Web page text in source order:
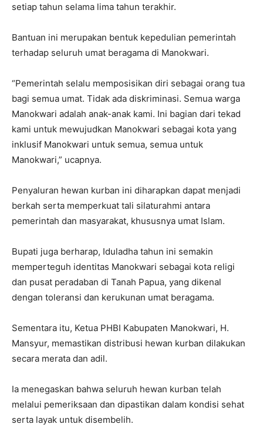
setiap tahun selama lima tahun terakhir.
Bantuan ini merupakan bentuk kepedulian pemerintah
terhadap seluruh umat beragama di Manokwari.
“Pemerintah selalu memposisikan diri sebagai orang tua
bagi semua umat. Tidak ada diskriminasi. Semua warga
Manokwari adalah anak-anak kami. Ini bagian dari tekad
kami untuk mewujudkan Manokwari sebagai kota yang
inklusif Manokwari untuk semua, semua untuk
Manokwari,” ucapnya.
Penyaluran hewan kurban ini diharapkan dapat menjadi
berkah serta memperkuat tali silaturahmi antara
pemerintah dan masyarakat, khususnya umat Islam.
Bupati juga berharap, Iduladha tahun ini semakin
memperteguh identitas Manokwari sebagai kota religi
dan pusat peradaban di Tanah Papua, yang dikenal
dengan toleransi dan kerukunan umat beragama.
Sementara itu, Ketua PHBI Kabupaten Manokwari, H.
Mansyur, memastikan distribusi hewan kurban dilakukan
secara merata dan adil.
Ia menegaskan bahwa seluruh hewan kurban telah
melalui pemeriksaan dan dipastikan dalam kondisi sehat
serta layak untuk disembelih.